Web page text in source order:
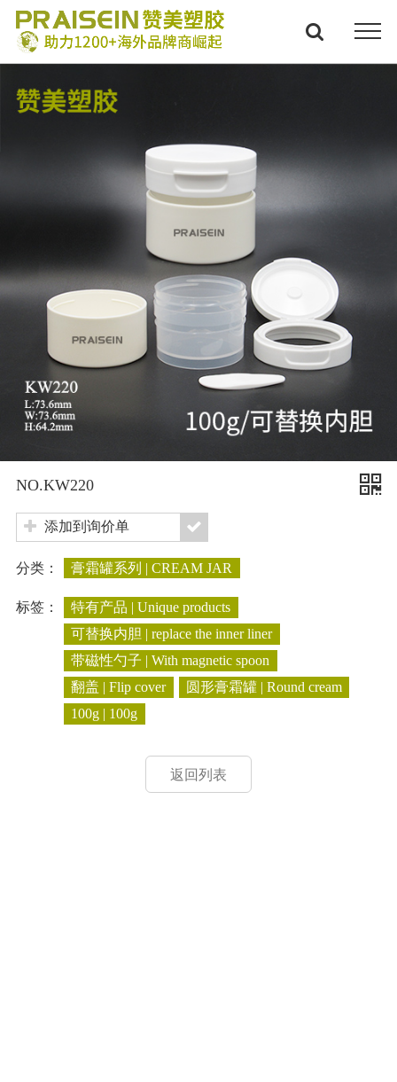
NO.KW220
添加到询价单
分类： 膏霜罐系列 | CREAM JAR
标签：
特有产品 | Unique products
可替换内胆 | replace the inner liner
带磁性勺子 | With magnetic spoon
翻盖 | Flip cover
圆形膏霜罐 | Round cream
100g | 100g
返回列表